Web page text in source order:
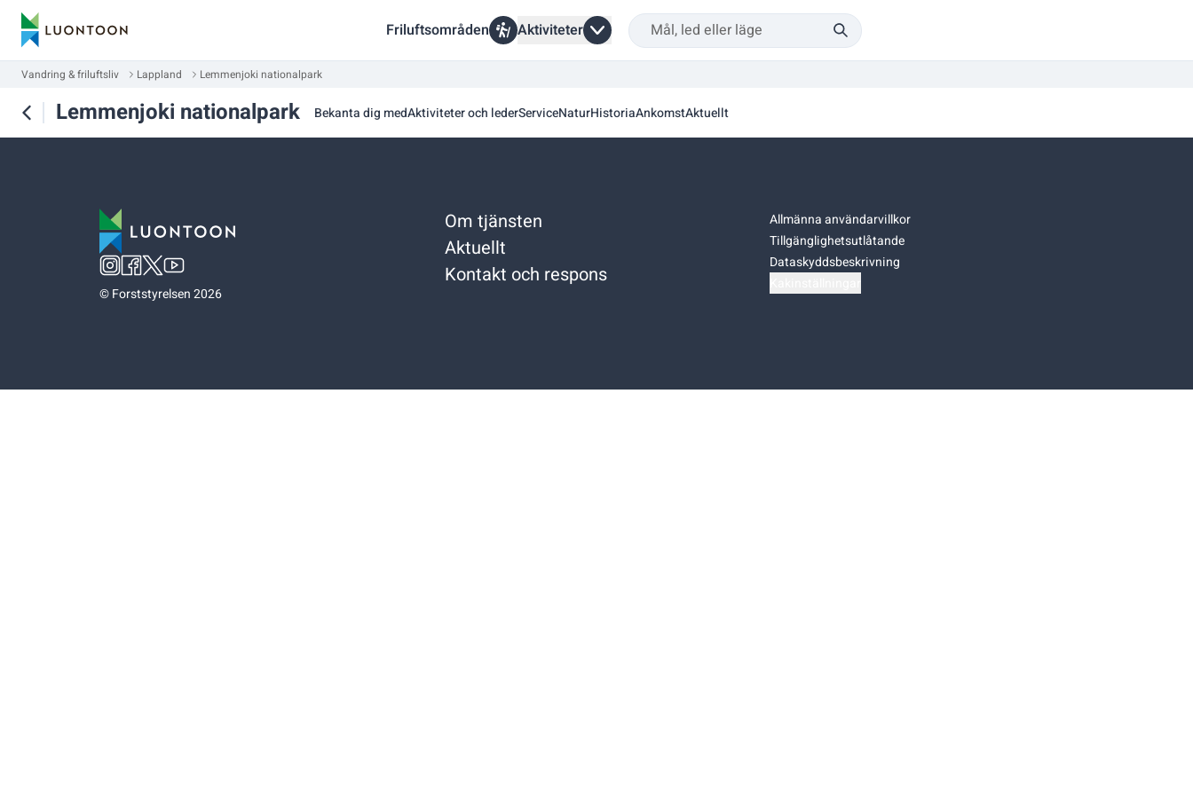
Friluftsområden Aktiviteter
Vandring & friluftsliv Lappland Lemmenjoki nationalpark
Lemmenjoki nationalpark Bekanta dig medAktiviteter och lederServiceNaturHistoriaAnkomstAktuellt
©Forststyrelsen 2026
Om tjänsten
Aktuellt
Kontakt och respons
Allmänna användarvillkor
Tillgänglighetsutlåtande
Dataskyddsbeskrivning